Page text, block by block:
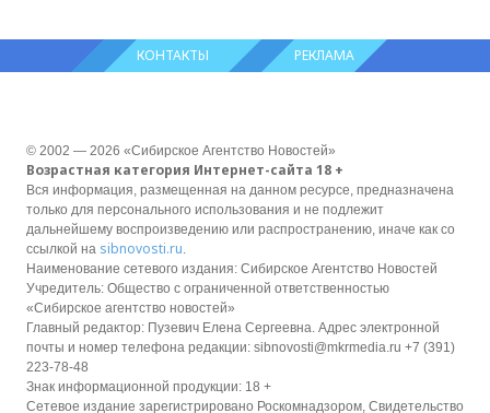
КОНТАКТЫ РЕКЛАМА
© 2002 — 2026 «Сибирское Агентство Новостей»
Возрастная категория Интернет-сайта 18 +
Вся информация, размещенная на данном ресурсе, предназначена
только для персонального использования и не подлежит
дальнейшему воспроизведению или распространению, иначе как со
ссылкой на sibnovosti.ru.
Наименование сетевого издания: Сибирское Агентство Новостей
Учредитель: Общество с ограниченной ответственностью
«Сибирское агентство новостей»
Главный редактор: Пузевич Елена Сергеевна. Адрес электронной
почты и номер телефона редакции: sibnovosti@mkrmedia.ru +7 (391)
223-78-48
Знак информационной продукции: 18 +
Сетевое издание зарегистрировано Роскомнадзором, Свидетельство